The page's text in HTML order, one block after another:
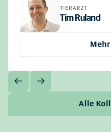
TIERARZT
Tim Ruland
Alle